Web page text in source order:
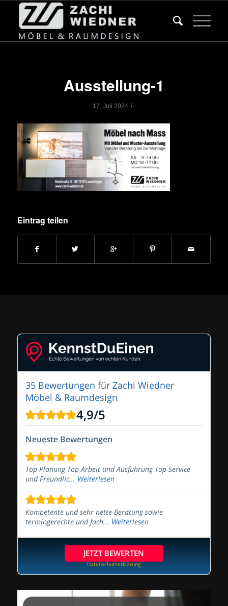
Ausstellung-1
17. Juli 2024 /
Eintrag teilen
35 Bewertungen für Zachi Wiedner
Möbel & Raumdesign
4,9/5
Neueste Bewertungen
Top Planung Top Arbeit und Ausführung Top Service
und Freundlic... Weiterlesen
Kompetente und sehr nette Beratung sowie
termingerechte und fach... Weiterlesen
JETZT BEWERTEN
Datenschutzerklärung